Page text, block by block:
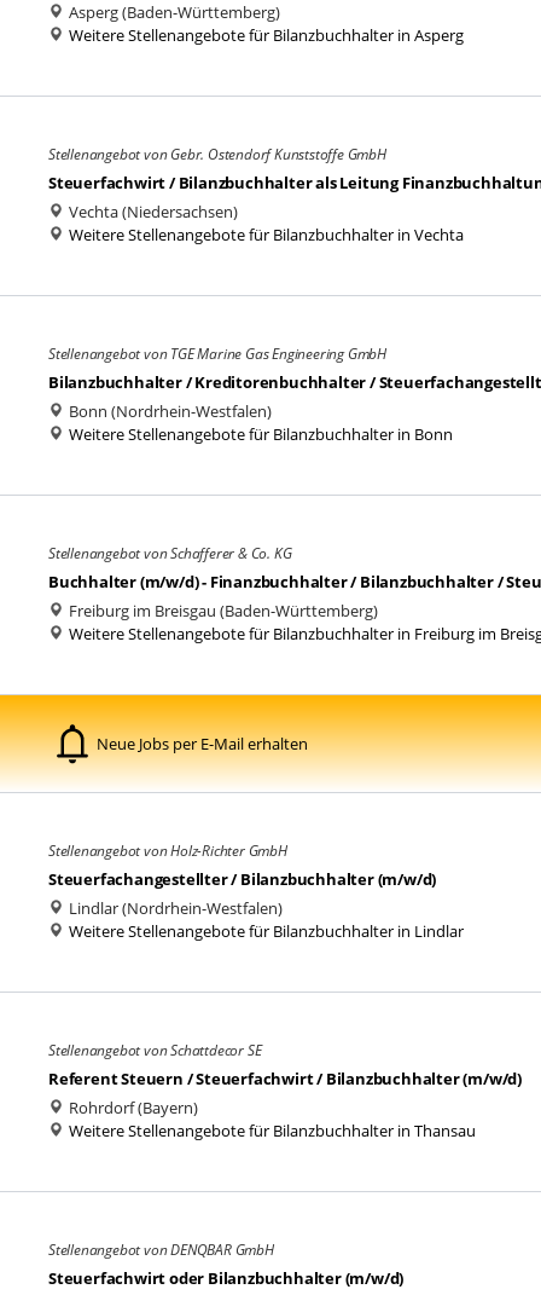
Asperg (Baden-Württemberg)
Weitere Stellenangebote für Bilanzbuchhalter in Asperg
Stellenangebot von Gebr. Ostendorf Kunststoffe GmbH
Steuerfachwirt / Bilanzbuchhalter als Leitung
Vechta (Niedersachsen)
Weitere Stellenangebote für Bilanzbuchhalter in Vechta
Stellenangebot von TGE Marine Gas Engineering GmbH
Bilanzbuchhalter / Kreditorenbuchhalter /
Bonn (Nordrhein-Westfalen)
Weitere Stellenangebote für Bilanzbuchhalter in Bonn
Stellenangebot von Schafferer & Co. KG
Buchhalter (m/w/d) - Finanzbuchhalter / Bilanzbuchhalter /
Freiburg im Breisgau (Baden-Württemberg)
Weitere Stellenangebote für Bilanzbuchhalter in Freiburg im
Neue Jobs per E-Mail erhalten
Stellenangebot von Holz-Richter GmbH
Steuerfachangestellter / Bilanzbuchhalter (m/w/d)
Lindlar (Nordrhein-Westfalen)
Weitere Stellenangebote für Bilanzbuchhalter in Lindlar
Stellenangebot von Schattdecor SE
Referent Steuern / Steuerfachwirt / Bilanzbuchhalter (m/w/d)
Rohrdorf (Bayern)
Weitere Stellenangebote für Bilanzbuchhalter in Thansau
Stellenangebot von DENQBAR GmbH
Steuerfachwirt oder Bilanzbuchhalter (m/w/d)